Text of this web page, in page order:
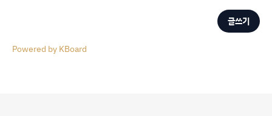
글쓰기
Powered by KBoard